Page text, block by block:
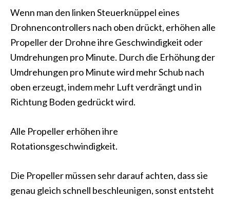
Wenn man den linken Steuerknüppel eines
Drohnencontrollers nach oben drückt, erhöhen alle
Propeller der Drohne ihre Geschwindigkeit oder
Umdrehungen pro Minute. Durch die Erhöhung der
Umdrehungen pro Minute wird mehr Schub nach
oben erzeugt, indem mehr Luft verdrängt und in
Richtung Boden gedrückt wird.
Alle Propeller erhöhen ihre
Rotationsgeschwindigkeit.
Die Propeller müssen sehr darauf achten, dass sie
genau gleich schnell beschleunigen, sonst entsteht